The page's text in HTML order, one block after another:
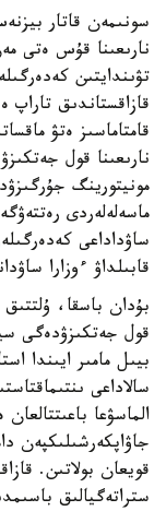
سونىمەن قاتار
نارىعىنا قۇس ەتى
تۋىندايتىن
قازاقستاندىق تاراپ
قامتاماسىز ەتۋ
نارىعىنا قول
مونيتورينگ
ماسەلەلەردى
ساۋداداعى
قابىلداۋ ءوزارا
بۇدان باسقا، ۇلتتىق
قول جەتكىزۋدەگى
بيىل مامىر ايىندا
سالاداعى
الماسۋعا
جاۋاپكەرشىلىكپەن
قويعان بولاتىن.
ستراتەگيالىق